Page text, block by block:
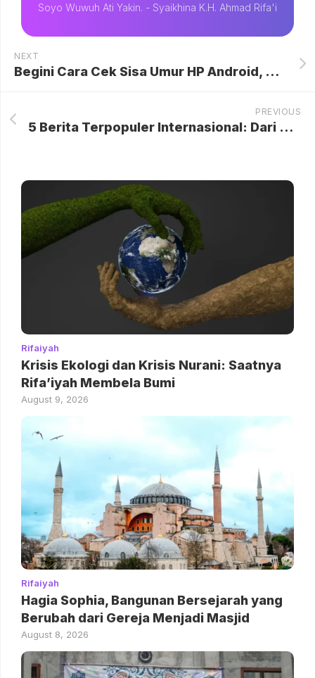
Soyo Wuwuh Ati Yakin. - Syaikhina K.H. Ahmad Rifa'i
NEXT
Begini Cara Cek Sisa Umur HP Android, Ternyata Mudah Banget
PREVIOUS
5 Berita Terpopuler Internasional: Dari Pemakaman Pemimpin Iran hingga Kemenangan Emosional Mesir di Piala Dunia
Rifaiyah
Krisis Ekologi dan Krisis Nurani: Saatnya
Rifa’iyah Membela Bumi
August 9, 2026
Rifaiyah
Hagia Sophia, Bangunan Bersejarah yang
Berubah dari Gereja Menjadi Masjid
August 8, 2026